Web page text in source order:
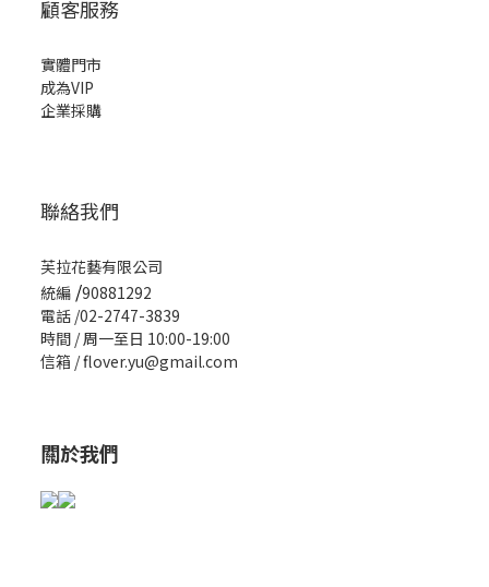
顧客服務
實體門市
成為VIP
企業採購
聯絡我們
芙拉花藝有限公司
統編 /90881292
電話 /02-2747-3839
時間 / 周一至日 10:00-19:00
信箱 / flover.yu@gmail.com
關於我們